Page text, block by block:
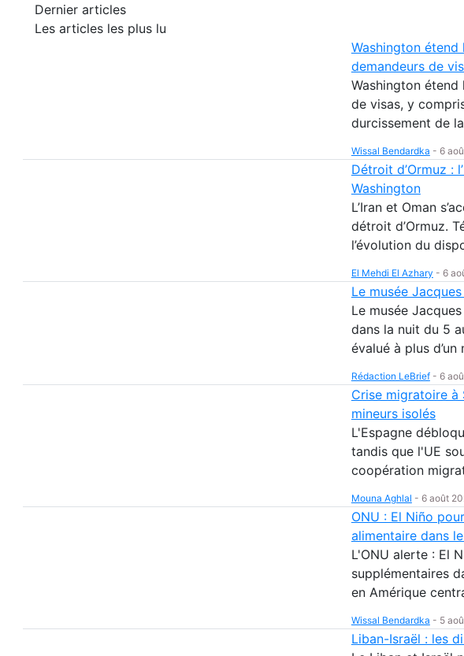
Dernier articles
Les articles les plus lu
Washington
demandeurs de
Washington
de visas, y
durcissement de
Wissal Bendardka - 6
Détroit d’Ormuz :
Washington
L’Iran et Oman
détroit d’Ormuz.
l’évolution du
El Mehdi El Azhary - 6
Le musée
Le musée
dans la nuit du 5
évalué à plus d’un
Rédaction LeBrief- 6
Crise migratoire à
mineurs isolés
L'Espagne
tandis que l'UE
coopération
Mouna Aghlal - 6 août
ONU : El Niño
alimentaire dans
L'ONU alerte : El
supplémentaires
en Amérique
Wissal Bendardka - 5
Liban-Israël : les